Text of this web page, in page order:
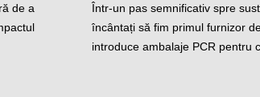
de a
Într-un pas semnificativ spre
încântați să fim primul furnizor
introduce ambalaje PCR pentru